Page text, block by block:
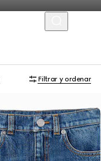
Filtrar y ordenar